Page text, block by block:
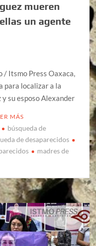
mueren
un agente
/ Itsmo Press Oaxaca,
para localizar a la
su esposo Alexander
MÁS
búsqueda de
de desaparecidos
madres de